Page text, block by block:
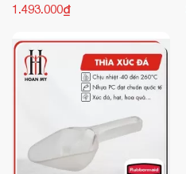
1.493.000₫